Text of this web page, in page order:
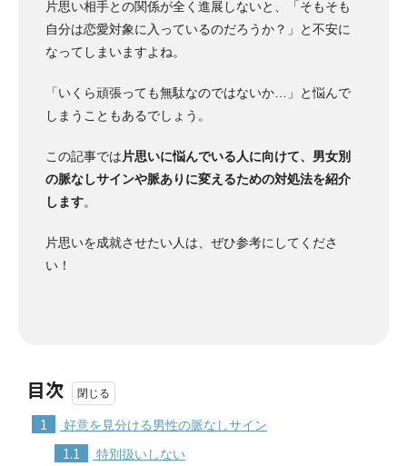
片思い相手との関係が全く進展しないと、「そもそも
自分は恋愛対象に入っているのだろうか？」と不安に
なってしまいますよね。
「いくら頑張っても無駄なのではないか…」と悩んで
しまうこともあるでしょう。
この記事では片思いに悩んでいる人に向けて、男女別
の脈なしサインや脈ありに変えるための対処法を紹介
します。
片思いを成就させたい人は、ぜひ参考にしてくださ
い！
目次
1 好意を見分ける男性の脈なしサイン
1.1 特別扱いしない